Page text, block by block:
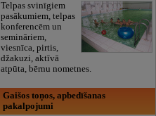
Telpas svinīgiem
pasākumiem, telpas
konferencēm un
semināriem,
viesnīca, pirtis,
džakuzi, aktīvā
atpūta, bērnu nometnes.
Gaišos toņos, apbedīšanas
pakalpojumi